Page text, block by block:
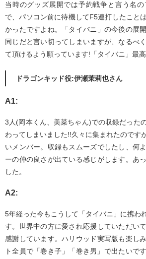
当時のグッズ展開では予約戦争と言う名
で、パソコン前に待機してF5連打したこと
かったですよね。「タイバニ」の今後の展
同じだと言い切ってしまいますが、なるべ
て頂けるよう願っています!「タイバニ」最
ドラゴンキッド役:伊瀬茉莉也さん
A1:
3人(岡本くん、美菜ちゃん)での収録だった
わってしまいました!!久々に集まれたのです
いメンバー。収録もスムーズでしたし、何
ーの仲の良さが出ている感じがします。あ
した。
A2:
5年経った今もこうして「タイバニ」に携わ
す。世界中の方に愛され応援していただい
感謝しています。ハリウッド実写版も楽し
ト全員で「巻き子」「巻き男」で出たいで